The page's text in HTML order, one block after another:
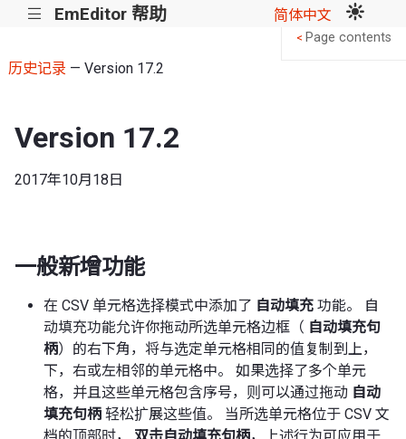
||| EmEditor 帮助 简体中文
历史记录 — Version 17.2
Version 17.2
2017年10月18日
一般新增功能
在 CSV 单元格选择模式中添加了 自动填充 功能。 自
动填充功能允许你拖动所选单元格边框（ 自动填充句
柄）的右下角，将与选定单元格相同的值复制到上，
下，右或左相邻的单元格中。 如果选择了多个单元
格，并且这些单元格包含序号，则可以通过拖动 自动
填充句柄 轻松扩展这些值。 当所选单元格位于 CSV 文
< Page contents